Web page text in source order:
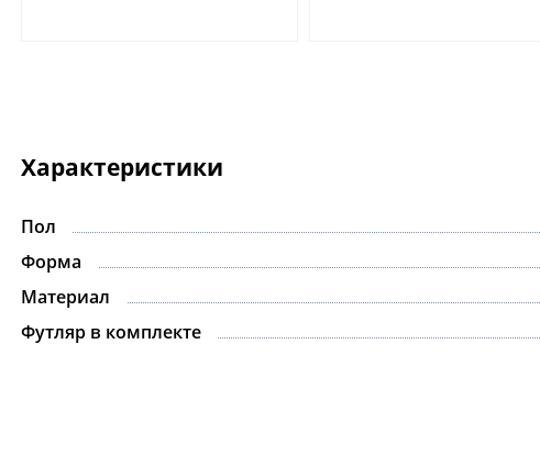
Характеристики
Пол
Форма
Материал
Футляр в комплекте